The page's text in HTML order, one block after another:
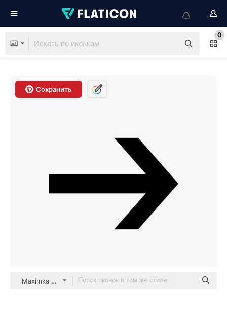
0
Сохранить
Maximka Glyph